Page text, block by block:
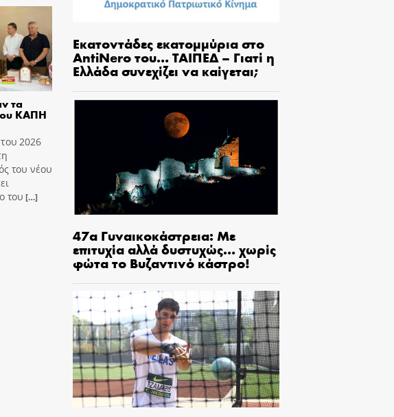
τα
ΚΑΠΗ
2026
του νέου
του […]
Εκατοντάδες εκατομμύρια στο
AntiNero του… ΤΑΙΠΕΔ – Γιατί η
Ελλάδα συνεχίζει να καίγεται;
47α Γυναικοκάστρεια: Με
επιτυχία αλλά δυστυχώς… χωρίς
φώτα το Βυζαντινό κάστρο!